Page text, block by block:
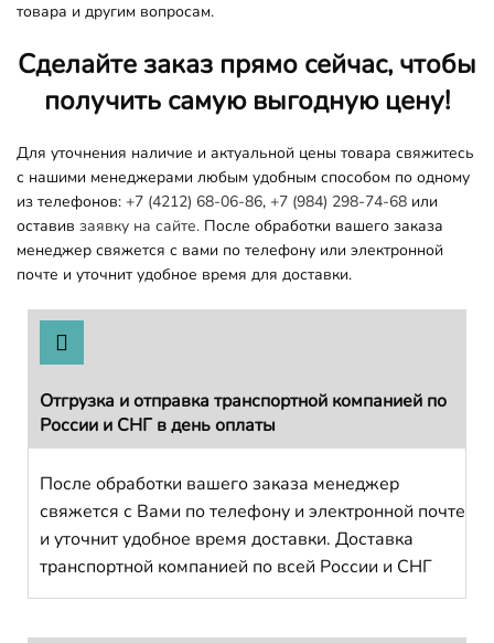
товара и другим вопросам.
Сделайте заказ прямо сейчас, чтобы
получить самую выгодную цену!
Для уточнения наличие и актуальной цены товара свяжитесь
с нашими менеджерами любым удобным способом по одному
из телефонов: +7 (4212) 68-06-86, +7 (984) 298-74-68 или
оставив заявку на сайте. После обработки вашего заказа
менеджер свяжется с вами по телефону или электронной
почте и уточнит удобное время для доставки.
Отгрузка и отправка транспортной компанией по
России и СНГ в день оплаты
После обработки вашего заказа менеджер
свяжется с Вами по телефону и электронной почте
и уточнит удобное время доставки. Доставка
транспортной компанией по всей России и СНГ